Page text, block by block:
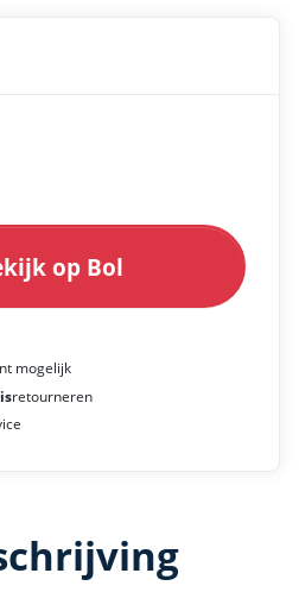
op Bol
mogelijk
retourneren